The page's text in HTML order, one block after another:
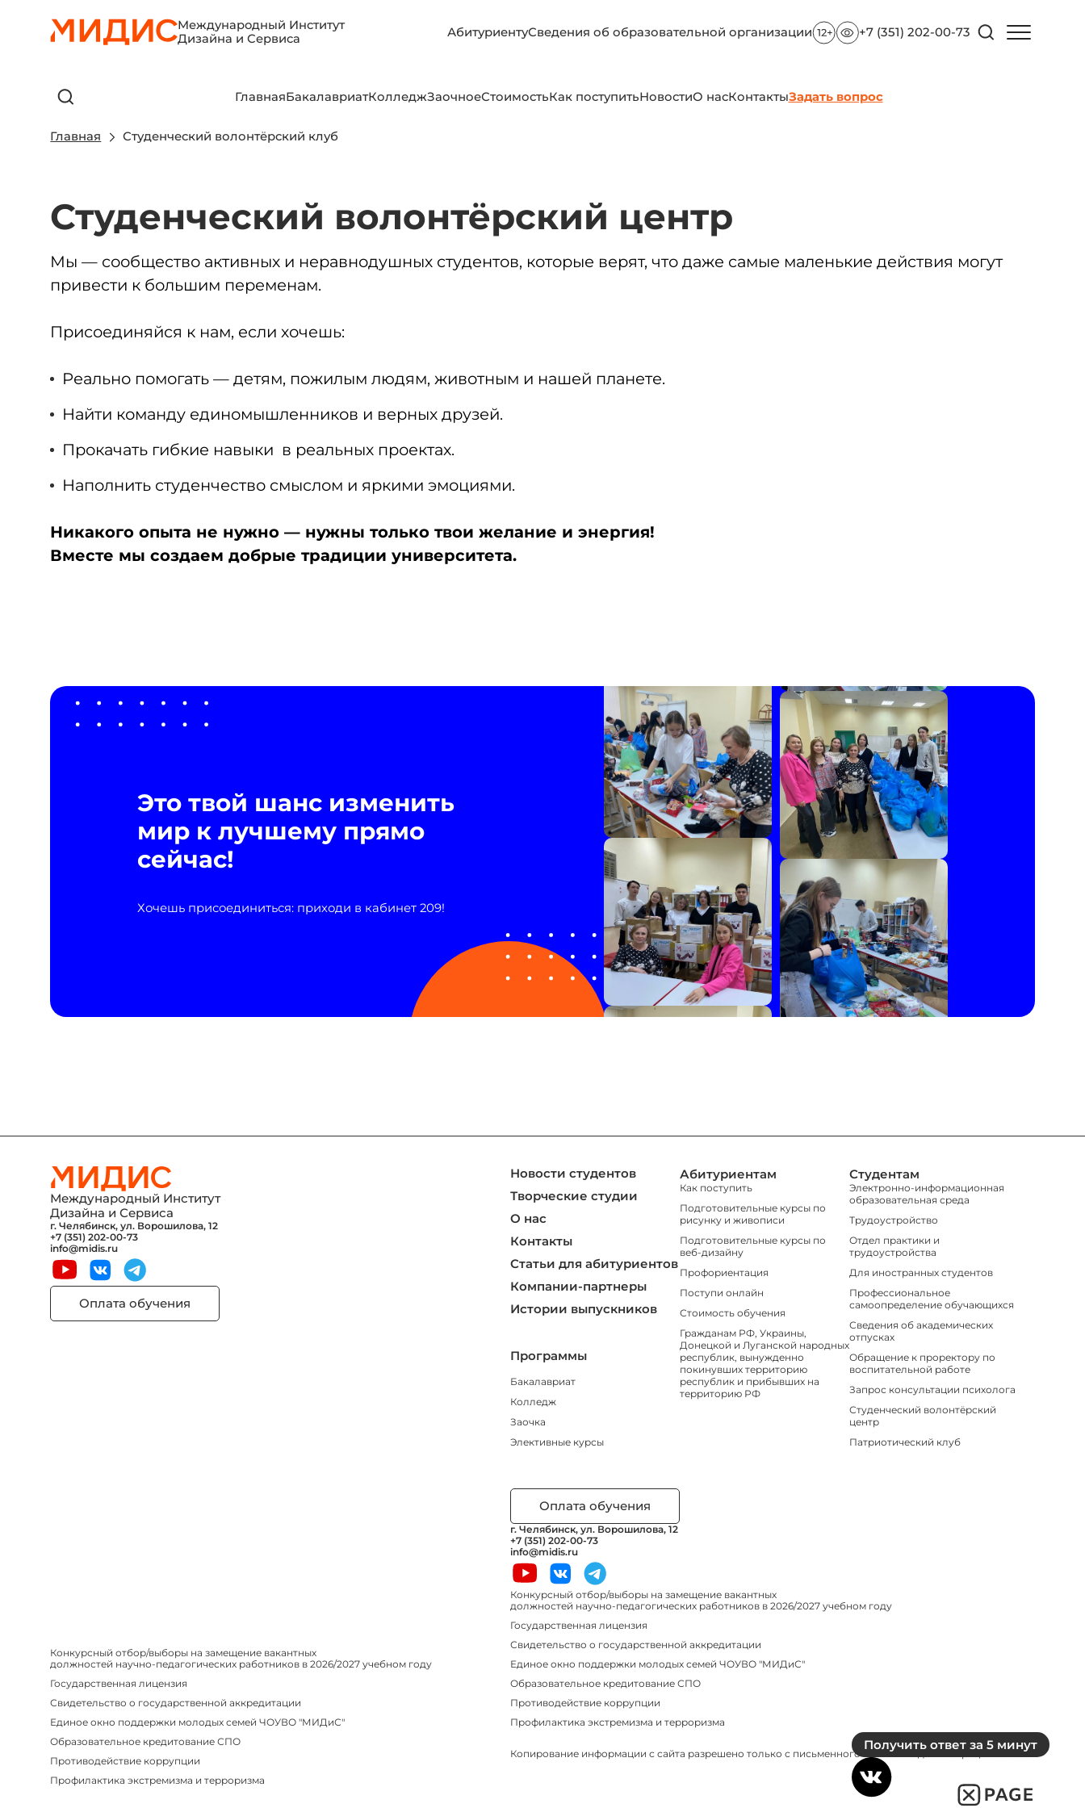
Международный Институт
Дизайна и Сервиса
АбитуриентуСведения об образовательной организации +7 (351) 202-00-73
ГлавнаяБакалавриатКолледжЗаочноеСтоимостьКак поступитьНовостиО насКонтактыЗадать вопрос
Получить ответ за 5 минут
Главная Студенческий волонтёрский клуб
Студенческий волонтёрский центр
Мы — сообщество активных и неравнодушных студентов, которые верят, что даже самые маленькие действия могут
привести к большим переменам.
Присоединяйся к нам, если хочешь:
Реально помогать — детям, пожилым людям, животным и нашей планете.
Найти команду единомышленников и верных друзей.
Прокачать гибкие навыки в реальных проектах.
Наполнить студенчество смыслом и яркими эмоциями.
Никакого опыта не нужно — нужны только твои желание и энергия!
Вместе мы создаем добрые традиции университета.
Это твой шанс изменить
мир к лучшему прямо
сейчас!
Хочешь присоединиться: приходи в кабинет 209!
Международный Институт
Дизайна и Сервиса
г. Челябинск, ул. Ворошилова, 12
+7 (351) 202-00-73
info@midis.ru
Оплата обучения
Конкурсный отбор/выборы на замещение вакантных
должностей научно-педагогических работников в 2026/2027 учебном году
Государственная лицензия
Свидетельство о государственной аккредитации
Единое окно поддержки молодых семей ЧОУВО "МИДиС"
Образовательное кредитование СПО
Противодействие коррупции
Профилактика экстремизма и терроризма
Новости студентов
Творческие студии
О нас
Контакты
Статьи для абитуриентов
Компании-партнеры
Истории выпускников
Программы
Бакалавриат
Колледж
Заочка
Элективные курсы
Абитуриентам
Как поступить
Подготовительные курсы по
рисунку и живописи
Подготовительные курсы по
веб-дизайну
Профориентация
Поступи онлайн
Стоимость обучения
Гражданам РФ, Украины,
Донецкой и Луганской народных
республик, вынужденно
покинувших территорию
республик и прибывших на
территорию РФ
Студентам
Электронно-информационная
образовательная среда
Трудоустройство
Отдел практики и
трудоустройства
Для иностранных студентов
Профессиональное
самоопределение обучающихся
Сведения об академических
отпусках
Обращение к проректору по
воспитательной работе
Запрос консультации психолога
Студенческий волонтёрский
центр
Патриотический клуб
Оплата обучения
г. Челябинск, ул. Ворошилова, 12
+7 (351) 202-00-73
info@midis.ru
Конкурсный отбор/выборы на замещение вакантных
должностей научно-педагогических работников в 2026/2027 учебном году
Государственная лицензия
Свидетельство о государственной аккредитации
Единое окно поддержки молодых семей ЧОУВО "МИДиС"
Образовательное кредитование СПО
Противодействие коррупции
Профилактика экстремизма и терроризма
Копирование информации с сайта разрешено только с письменного согласия администрации сайта